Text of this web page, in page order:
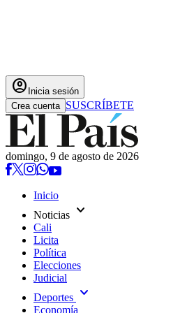
account_circle Inicia sesión
Crea cuenta SUSCRÍBETE
domingo, 9 de agosto de 2026
Inicio
Noticias expand_more
Cali
Licita
Política
Elecciones
Judicial
Deportes expand_more
Economía